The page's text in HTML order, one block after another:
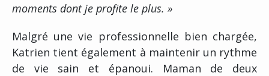
moments dont je profite le plus. »
Malgré une vie professionnelle bien chargée,
Katrien tient également à maintenir un rythme
de vie sain et épanoui. Maman de deux